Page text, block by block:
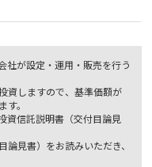
社が設定・運用・販売を行う
資しますので、基準価額が
。
資信託説明書（交付目論見
見書）をお読みいただき、